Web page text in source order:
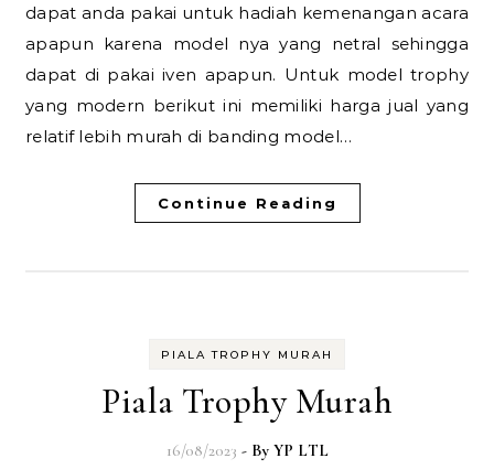
dapat anda pakai untuk hadiah kemenangan acara
apapun karena model nya yang netral sehingga
dapat di pakai iven apapun. Untuk model trophy
yang modern berikut ini memiliki harga jual yang
relatif lebih murah di banding model…
Continue Reading
PIALA TROPHY MURAH
Piala Trophy Murah
16/08/2023 - By YP LTL